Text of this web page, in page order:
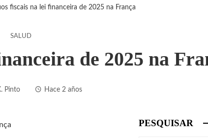
fiscais na lei financeira de 2025 na França
SALUD
de 2025 na
Pinto Hace 2 años
PESQUISAR